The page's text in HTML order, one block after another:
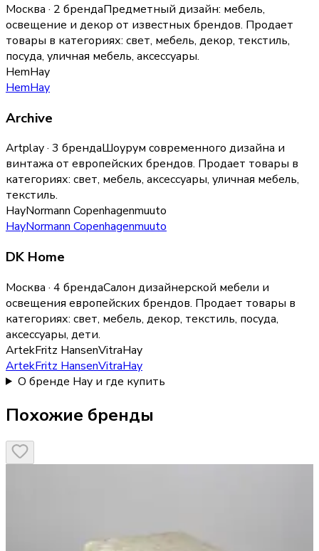
Москва · 2 брендаПредметный дизайн: мебель,
освещение и декор от известных брендов. Продает
товары в категориях: свет, мебель, декор, текстиль,
посуда, уличная мебель, аксессуары.
HemHay
HemHay
Archive
Artplay · 3 брендаШоурум современного дизайна и
винтажа от европейских брендов. Продает товары в
категориях: свет, мебель, аксессуары, уличная мебель,
текстиль.
HayNormann Copenhagenmuuto
HayNormann Copenhagenmuuto
DK Home
Москва · 4 брендаСалон дизайнерской мебели и
освещения европейских брендов. Продает товары в
категориях: свет, мебель, декор, текстиль, посуда,
аксессуары, дети.
ArtekFritz HansenVitraHay
ArtekFritz HansenVitraHay
О бренде Hay и где купить
Похожие бренды